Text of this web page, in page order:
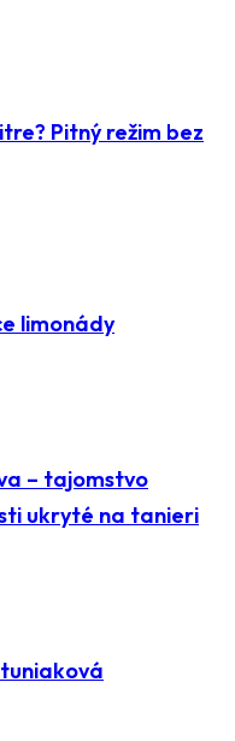
Pitný režim bez
limonády
– tajomstvo zdravia
na tanieri